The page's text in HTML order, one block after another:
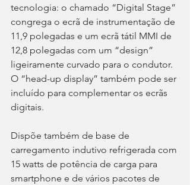
tecnologia: o chamado “Digital Stage”
congrega o ecrã de instrumentação de
11,9 polegadas e um ecrã tátil MMI de
12,8 polegadas com um “design”
ligeiramente curvado para o condutor.
O “head-up display” também pode ser
incluído para complementar os ecrãs
digitais.
Dispõe também de base de
carregamento indutivo refrigerada com
15 watts de potência de carga para
smartphone e de vários pacotes de